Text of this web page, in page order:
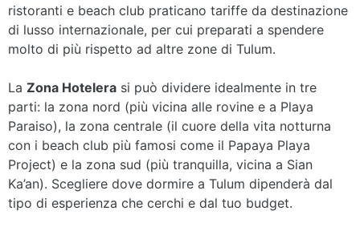
ristoranti e beach club praticano tariffe da destinazione
di lusso internazionale, per cui preparati a spendere
molto di più rispetto ad altre zone di Tulum.
La Zona Hotelera si può dividere idealmente in tre
parti: la zona nord (più vicina alle rovine e a Playa
Paraiso), la zona centrale (il cuore della vita notturna
con i beach club più famosi come il Papaya Playa
Project) e la zona sud (più tranquilla, vicina a Sian
Ka’an). Scegliere dove dormire a Tulum dipenderà dal
tipo di esperienza che cerchi e dal tuo budget.